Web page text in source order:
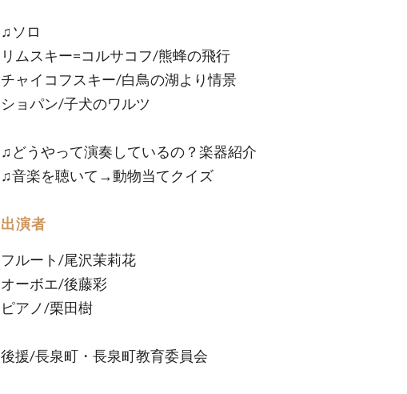
♫ソロ
リムスキー=コルサコフ/熊蜂の飛行
チャイコフスキー/白鳥の湖より情景
ショパン/子犬のワルツ
♫どうやって演奏しているの？楽器紹介
♫音楽を聴いて→動物当てクイズ
出演者
フルート/尾沢茉莉花
オーボエ/後藤彩
ピアノ/栗田樹
後援/長泉町・長泉町教育委員会